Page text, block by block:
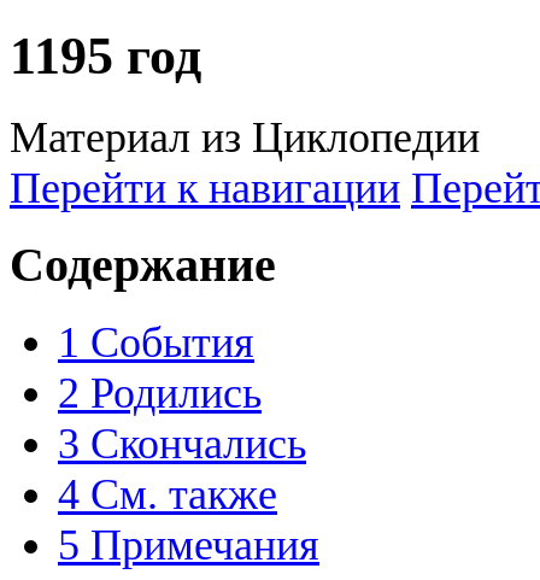
1195 год
Материал из Циклопедии
Перейти к навигации
Содержание
1 События
2 Родились
3 Скончались
4 См. также
5 Примечания